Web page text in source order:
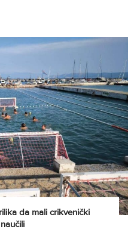
da mali crikvenički